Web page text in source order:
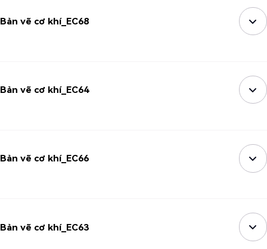
Bản vẽ cơ khí_EC68
Bản vẽ cơ khí_EC64
Bản vẽ cơ khí_EC66
Bản vẽ cơ khí_EC63